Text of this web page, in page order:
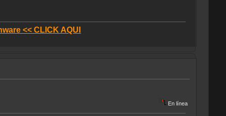
<< CLICK AQUI
En línea